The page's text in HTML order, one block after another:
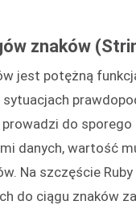
znaków
jest potężną
do sporego
danych, wartość
Na szczęście
do ciągu znaków